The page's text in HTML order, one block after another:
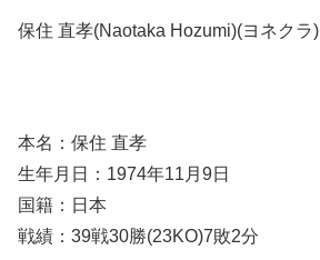
保住 直孝(Naotaka Hozumi)(ヨネクラ)
本名：保住 直孝
生年月日：1974年11月9日
国籍：日本
戦績：39戦30勝(23KO)7敗2分